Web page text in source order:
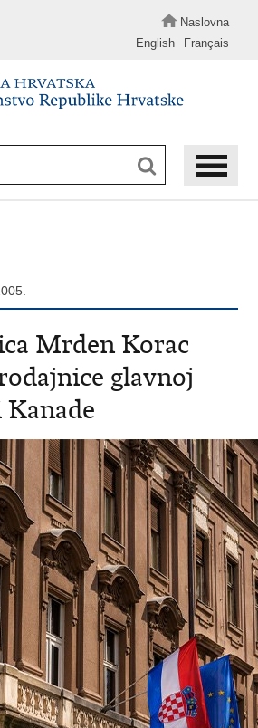
Naslovna
English
Français
Mrden Korac
glavnoj